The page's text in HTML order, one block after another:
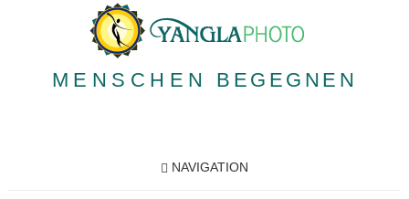
MENSCHEN BEGEGNEN
NAVIGATION